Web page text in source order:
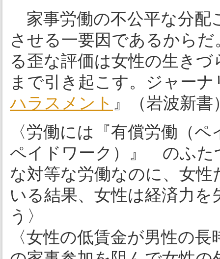
家事労働の不公平な分配
させる一要因であるからだ
る歪な評価は女性の生き
まで引き起こす。ジャー
ハラスメント 』（岩波新
〈労働には『有償労働（
ペイドワーク）』 のふた
な対等な労働なのに、女
いる結果、女性は経済力
う〉
〈女性の低賃金が男性の